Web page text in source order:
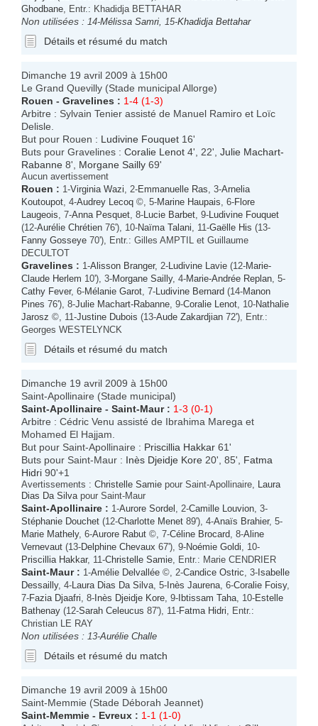
Ghodbane , Entr.: Khadidja BETTAHAR
Non utilisées : 14-Mélissa Samri , 15-Khadidja Bettahar
Détails et résumé du match
Dimanche 19 avril 2009 à 15h00
Le Grand Quevilly (Stade municipal Allorge)
Rouen - Gravelines : 1-4 (1-3)
Arbitre : Sylvain Tenier assisté de Manuel Ramiro et Loïc
Delisle.
But pour Rouen : Ludivine Fouquet 16'
Buts pour Gravelines : Coralie Lenot 4', 22', Julie Machart-
Rabanne 8', Morgane Sailly 69'
Aucun avertissement
Rouen : 1-Virginia Wazi , 2-Emmanuelle Ras , 3-Arnelia
Koutoupot , 4-Audrey Lecoq ©, 5-Marine Haupais , 6-Flore
Laugeois , 7-Anna Pesquet , 8- Lucie Barbet , 9- Ludivine Fouquet
(12-Aurélie Chrétien 76'), 10-Naïma Talani , 11-Gaëlle His (13-
Fanny Gosseye 70'), Entr.: Gilles AMPTIL et Guillaume
DECULTOT
Gravelines : 1-Alisson Branger, 2- Ludivine Lavie (12-Marie-
Claude Herlem 10'), 3-Morgane Sailly, 4-Marie-Andrée Replan , 5-
Cathy Fever, 6-Mélanie Garot , 7- Ludivine Bernard (14-Manon
Pines 76'), 8-Julie Machart-Rabanne , 9-Coralie Lenot , 10-Nathalie
Jarosz ©, 11-Justine Dubois (13-Aude Zakardjian 72'), Entr.:
Georges WESTELYNCK
Détails et résumé du match
Dimanche 19 avril 2009 à 15h00
Saint-Apollinaire (Stade municipal)
Saint-Apollinaire - Saint-Maur: 1-3 (0-1)
Arbitre : Cédric Venu assisté de Ibrahima Marega et
Mohamed El Hajjam.
But pour Saint-Apollinaire : Priscillia Hakkar 61'
Buts pour Saint-Maur : Inès Djeidje Kore 20', 85', Fatma
Hidri 90'+1
Avertissements : Christelle Samie pour Saint-Apollinaire,
Laura
Dias Da Silva pour Saint-Maur
Saint-Apollinaire : 1-Aurore Sordel , 2-Camille Louvion , 3-
Stéphanie Douchet (12-Charlotte Menet 89'), 4-Anaïs Brahier, 5-
Marie Mathely, 6-Aurore Rabut ©, 7-Céline Brocard , 8-Aline
Vernevaut (13-Delphine Chevaux 67'), 9-Noémie Goldi , 10-
Priscillia Hakkar, 11-Christelle Samie , Entr.: Marie CENDRIER
Saint-Maur: 1-Amélie Delvallée ©, 2-Candice Ostric , 3- Isabelle
Dessailly, 4- Laura Dias Da Silva , 5- Inès Jaurena , 6-Coralie Foisy,
7-Fazia Djaafri , 8- Inès Djeidje Kore , 9- Ibtissam Taha , 10-Estelle
Bathenay (12-Sarah Celeucus 87'), 11-Fatma Hidri , Entr.:
Christian LE RAY
Non utilisées : 13-Aurélie Challe
Détails et résumé du match
Dimanche 19 avril 2009 à 15h00
Saint-Memmie (Stade Déborah Jeannet)
Saint-Memmie - Evreux : 1-1 (1-0)